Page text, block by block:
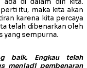
itu, maka kita akan
karena kita percaya
telah dibenarkan oleh
yang sempurna.
baik. Engkau telah
menjadi pembenaran